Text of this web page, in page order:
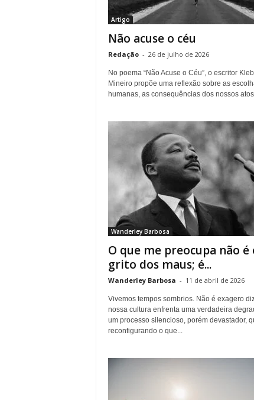
Artigo
Não acuse o céu
Redação - 26 de julho de 2026
No poema “Não Acuse o Céu”, o escritor
Mineiro propõe uma reflexão sobre as
humanas, as consequências dos nossos
Wanderley Barbosa
O que me preocupa não é
grito dos maus; é...
Wanderley Barbosa - 11 de abril de 2026
Vivemos tempos sombrios. Não é exagero
nossa cultura enfrenta uma verdadeira
um processo silencioso, porém devastador,
reconfigurando o que...